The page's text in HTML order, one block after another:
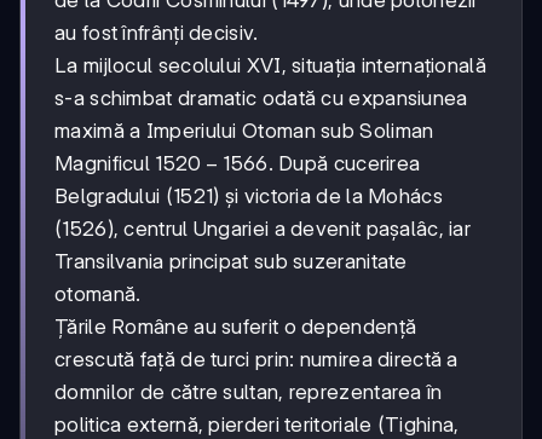
au fost înfrânți decisiv.
La mijlocul secolului XVI, situația internațională
s-a schimbat dramatic odată cu expansiunea
maximă a Imperiului Otoman sub Soliman
Magnificul 1520-
1566
1520 − 1566. După cucerirea
Belgradului (1521) și victoria de la Mohács
(1526), centrul Ungariei a devenit pașalâc, iar
Transilvania principat sub suzeranitate
otomană.
Țările Române au suferit o dependență
crescută față de turci prin: numirea directă a
domnilor de către sultan, reprezentarea în
politica externă, pierderi teritoriale (Tighina,